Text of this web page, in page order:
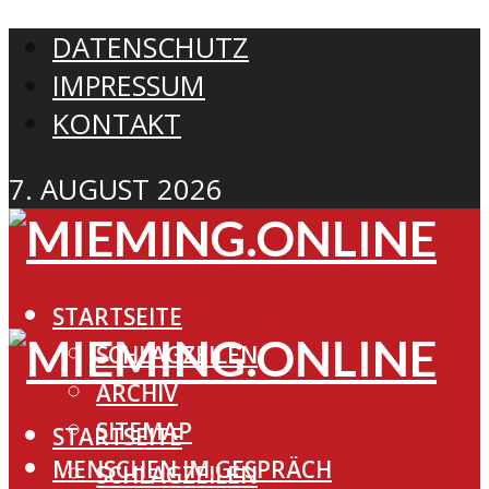
DATENSCHUTZ
IMPRESSUM
KONTAKT
7. AUGUST 2026
STARTSEITE
SCHLAGZEILEN
ARCHIV
SITEMAP
MENSCHEN IM GESPRÄCH
STARTSEITE
SCHLAGZEILEN